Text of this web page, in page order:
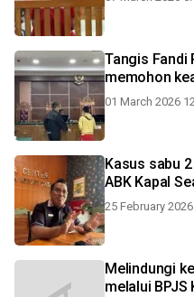
Tangis Fandi
memohon
01 March 2026
Kasus sabu
ABK Kapal
25 February
Melindungi
melalui BPJS